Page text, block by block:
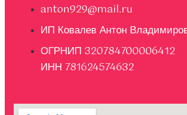
anton929@mail.ru
ИП Ковалев Антон
ОГРНИП 320784700006412
ИНН 781624574632